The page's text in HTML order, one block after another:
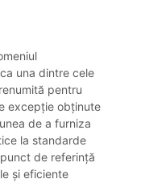
una dintre cele
pentru
excepție obținute
de a furniza
la standarde
de referință
și eficiente